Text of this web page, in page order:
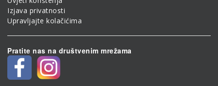
Izjava privatnosti
Upravljajte kolačićima
Pratite nas na društvenim mrežama